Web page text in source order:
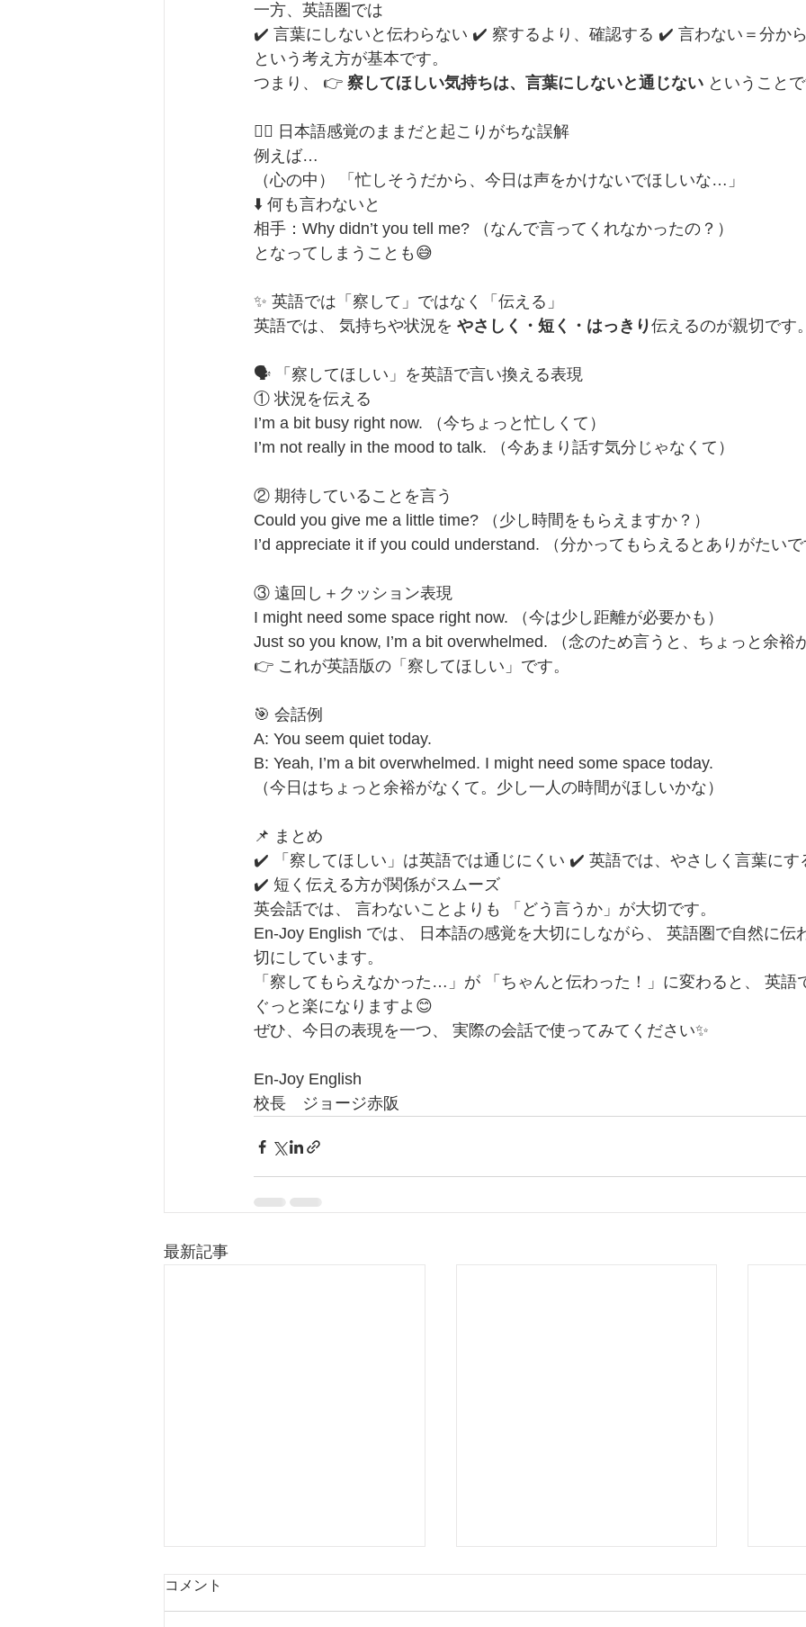
一方、英語圏では
✔️ 言葉にしないと伝わらない ✔️ 察するより、確認する ✔️ 言わない＝分か
という考え方が基本です。
つまり、 👉 察してほしい気持ちは、言葉にしないと通じない ということで
🙅‍♂️ 日本語感覚のままだと起こりがちな誤解
例えば…
（心の中） 「忙しそうだから、今日は声をかけないでほしいな…」
⬇️ 何も言わないと
相手：Why didn’t you tell me? （なんで言ってくれなかったの？）
となってしまうことも😅
✨ 英語では「察して」ではなく「伝える」
英語では、 気持ちや状況を やさしく・短く・はっきり伝えるのが親切です。
🗣️ 「察してほしい」を英語で言い換える表現
① 状況を伝える
I’m a bit busy right now. （今ちょっと忙しくて）
I’m not really in the mood to talk. （今あまり話す気分じゃなくて）
② 期待していることを言う
Could you give me a little time? （少し時間をもらえますか？）
I’d appreciate it if you could understand. （分かってもらえるとありがたいで
③ 遠回し＋クッション表現
I might need some space right now. （今は少し距離が必要かも）
Just so you know, I’m a bit overwhelmed. （念のため言うと、ちょっと余裕
👉 これが英語版の「察してほしい」です。
🎯 会話例
A: You seem quiet today.
B: Yeah, I’m a bit overwhelmed. I might need some space today.
（今日はちょっと余裕がなくて。少し一人の時間がほしいかな）
📌 まとめ
✔️ 「察してほしい」は英語では通じにくい ✔️ 英語では、やさしく言葉にす
✔️ 短く伝える方が関係がスムーズ
英会話では、 言わないことよりも 「どう言うか」が大切です。
En-Joy English では、 日本語の感覚を大切にしながら、 英語圏で自然に伝
切にしています。
「察してもらえなかった…」が 「ちゃんと伝わった！」に変わると、 英語
ぐっと楽になりますよ😊
ぜひ、今日の表現を一つ、 実際の会話で使ってみてください✨
En-Joy English
校長　ジョージ赤阪
最新記事
コメント